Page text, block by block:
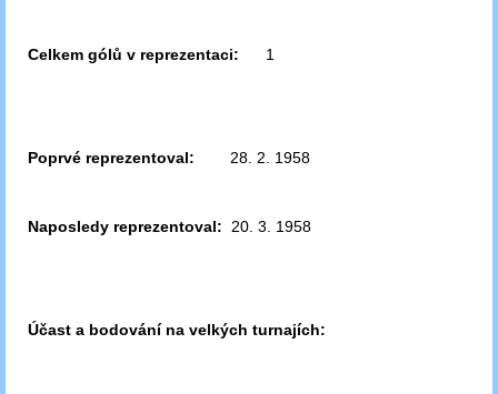
Celkem gólů v reprezentaci: 1
Poprvé reprezentoval: 28. 2. 1958
Naposledy reprezentoval: 20. 3. 1958
Účast a bodování na velkých turnajích: